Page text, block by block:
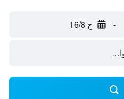
- ح 16/8